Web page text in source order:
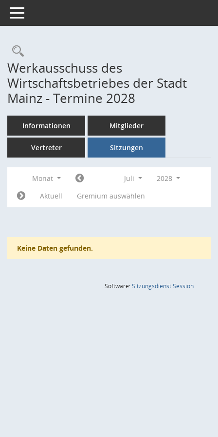
Toggle navigation
Rechercheauswahl
Werkausschuss des
Wirtschaftsbetriebes der Stadt
Mainz - Termine 2028
Informationen Mitglieder
Vertreter Sitzungen
Monat Juli
2028
Aktuell
Gremium auswählen
Keine Daten gefunden.
Software:SitzungsdienstSession(Wird in